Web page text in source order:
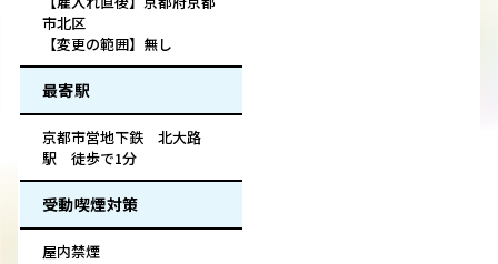
市北区
【変更の範囲】無し
最寄駅
京都市営地下鉄 北大路
駅 徒歩で1分
受動喫煙対策
屋内禁煙